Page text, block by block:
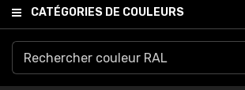
CATÉGORIES DE COULEURS